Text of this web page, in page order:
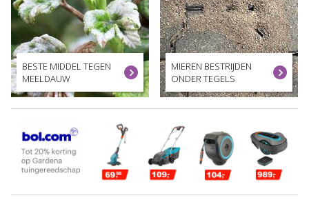
BESTE MIDDEL TEGEN
MEELDAUW
MIEREN BESTRIJDEN
ONDER TEGELS